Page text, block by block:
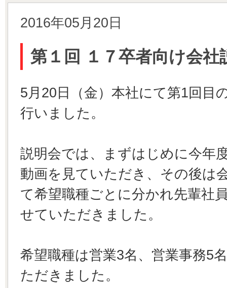
2016年05月20日
第１回 １７卒者向け会社
5月20日（金）本社にて第1回目
行いました。
説明会では、まずはじめに今年
動画を見ていただき、その後は
て希望職種ごとに分かれ先輩社
せていただきました。
希望職種は営業3名、営業事務5
ただきました。